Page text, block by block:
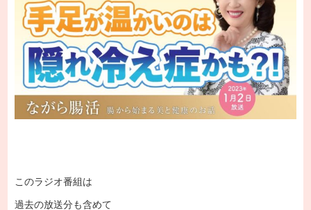
このラジオ番組は
過去の放送分も含めて